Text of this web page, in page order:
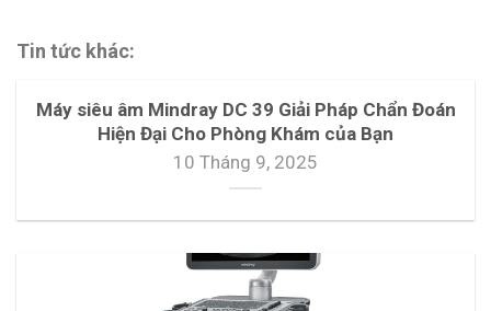
Tin tức khác:
Máy siêu âm Mindray DC 39 Giải Pháp Chẩn Đoán
Hiện Đại Cho Phòng Khám của Bạn
10 Tháng 9, 2025